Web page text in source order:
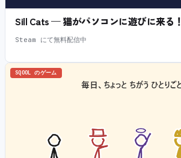
Sill Cats — 猫がパソコンに遊びに来る！
Steam にて無料配信中
SQOOL のゲーム